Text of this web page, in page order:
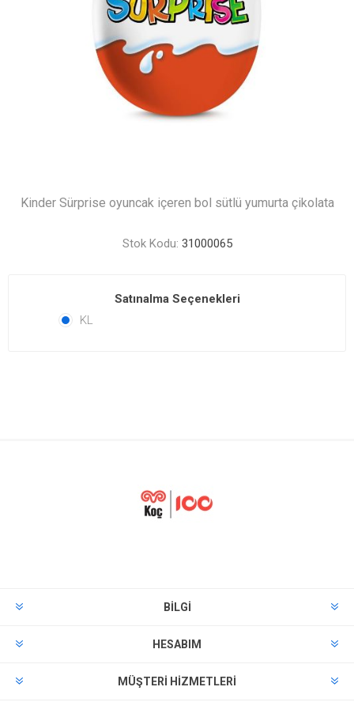
Kinder Sürprise oyuncak içeren bol sütlü yumurta çikolata
Stok Kodu: 31000065
Satınalma Seçenekleri
KL
BILGI
HESABIM
MÜŞTERI HIZMETLERI